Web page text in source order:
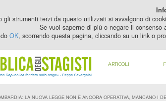
PER VEDERE QUESTO
ARTICOLI
LA NUOVA LEGGE NON È ANCORA OPERATIVA, MANCANO I
gli strumenti terzi da questo utilizzati si avvalgono di
Se vuoi saperne di più o negare il
OK, scorrendo questa pagina, cliccando su un link o